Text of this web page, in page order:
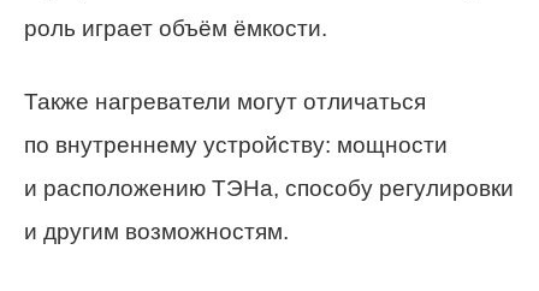
роль играет объём ёмкости.
Также нагреватели могут отличаться
по внутреннему устройству: мощности
и расположению ТЭНа, способу регулировки
и другим возможностям.